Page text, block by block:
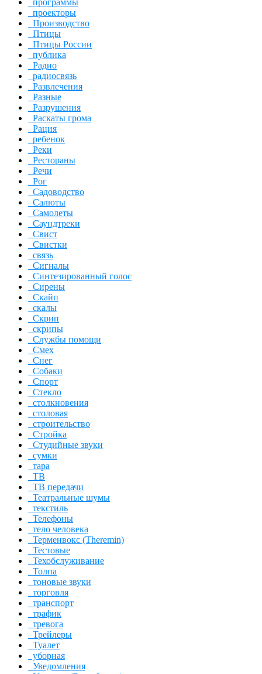
проекторы
Производство
Птицы
Птицы России
публика
Радио
радиосвязь
Развлечения
Разные
Разрушения
Раскаты грома
Рация
ребенок
Реки
Рестораны
Речи
Рог
Садоводство
Салюты
Самолеты
Саундтреки
Свист
Свистки
связь
Сигналы
Синтезированный голос
Сирены
Скайп
скалы
Скрип
скрипы
Службы помощи
Смех
Снег
Собаки
Спорт
Стекло
столкновения
столовая
строительство
Стройка
Студийные звуки
сумки
тара
ТВ
ТВ передачи
Театральные шумы
текстиль
Телефоны
тело человека
Терменвокс (Theremin)
Тестовые
Техобслуживание
Толпа
тоновые звуки
торговля
транспорт
трафик
тревога
Трейлеры
Туалет
уборная
Уведомления